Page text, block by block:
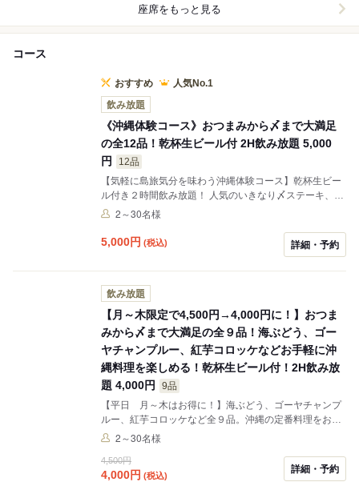
座席をもっと見る
コース
おすすめ
人気No.1
飲み放題
《沖縄体験コース》おつまみから〆まで大満足
の全12品！乾杯生ビール付 2H飲み放題 5,000
円
12品
【気軽に島旅気分を味わう沖縄体験コース】乾杯生ビー
ル付き２時間飲み放題！ 人気のいきなり〆ステーキ、ゴ
ーヤチャンプルー、紅芋コロッケ、アーサーと海苔のピ
番のメニューまで楽しめるコースです。 ※＋600円でビ
2～30名様
5,000円 (税込) 詳細・予約
飲み放題
【月～木限定で4,500円→4,000円に！】おつま
みから〆まで大満足の全９品！海ぶどう、ゴー
ヤチャンプルー、紅芋コロッケなどお手軽に沖
縄料理を楽しめる！乾杯生ビール付！2H飲み放
題 4,000円
9品
【平日 月～木はお得に！】海ぶどう、ゴーヤチャンプ
ルー、紅芋コロッケなど全９品。沖縄の定番料理をお手
軽に堪能できるコースです。 ※金土祝前以外は当日お電
ストオーダーとなります。
2～30名様
4,500円
4,000円 (税込)
詳細・予約